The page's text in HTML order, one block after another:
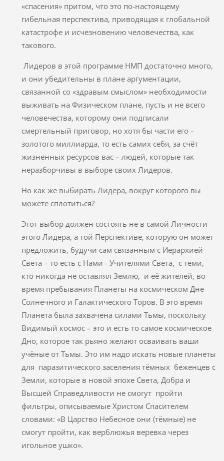
«спасения» притом, что это по-настоящему
гибельная перспектива, приводящая к глобальной
катастрофе и исчезновению человечества, как
такового.
Лидеров в этой программе НМП достаточно много,
и они убедительны в плане аргументации,
связанной со «здравым смыслом» необходимости
выживать на Физическом плане, пусть и не всего
человечества, которому они подписали
смертельный приговор, но хотя бы части его –
золотого миллиарда, то есть самих себя, за счёт
жизненных ресурсов вас – людей, которые так
неразборчивы в выборе своих Лидеров.
Но как же выбирать Лидера, вокруг которого вы
можете сплотиться?
Этот выбор должен состоять не в самой Личности
этого Лидера, а той Перспективе, которую он может
предложить, будучи сам связанным с Иерархией
Света – то есть с Нами - Учителями Света, с теми,
кто никогда не оставлял Землю, и её жителей, во
время пребывания Планеты на космическом Дне
Солнечного и Галактического Торов. В это время
Планета была захвачена силами Тьмы, поскольку
Видимый космос – это и есть то самое космическое
Дно, которое так рьяно желают осваивать ваши
учёные от Тьмы. Это им надо искать новые планеты
для паразитического заселения тёмных беженцев с
Земли, которые в новой эпохе Света, Добра и
Высшей Справедливости не смогут пройти
фильтры, описываемые Христом Спасителем
словами: «В Царство Небесное они (тёмные) не
смогут пройти, как верблюжья веревка через
игольное ушко».